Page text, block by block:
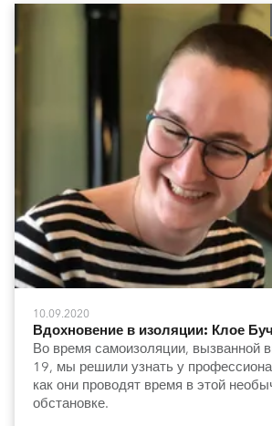
10.09.2020
Вдохновение в изоляции: Клое
Во время самоизоляции, вызванной
19, мы решили узнать у
как они проводят время в этой
обстановке.